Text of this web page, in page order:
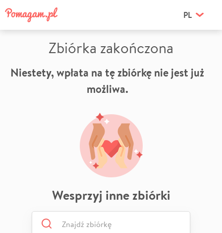
PL
Zbiórka zakończona
Niestety, wpłata na tę zbiórkę nie jest już
możliwa.
Wesprzyj inne zbiórki